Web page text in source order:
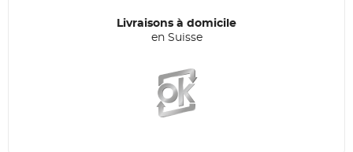
Livraisons à domicile
en Suisse